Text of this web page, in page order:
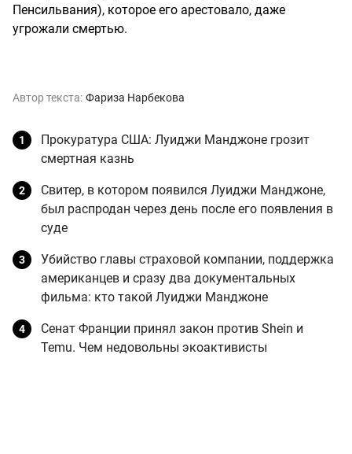
Пенсильвания), которое его арестовало, даже
угрожали смертью.
Автор текста: Фариза Нарбекова
Прокуратура США: Луиджи Манджоне грозит
смертная казнь
Свитер, в котором появился Луиджи Манджоне,
был распродан через день после его появления в
суде
Убийство главы страховой компании, поддержка
американцев и сразу два документальных
фильма: кто такой Луиджи Манджоне
Сенат Франции принял закон против Shein и
Temu. Чем недовольны экоактивисты